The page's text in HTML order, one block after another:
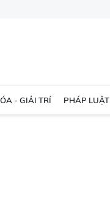
- GIẢI TRÍ PHÁP LUẬT